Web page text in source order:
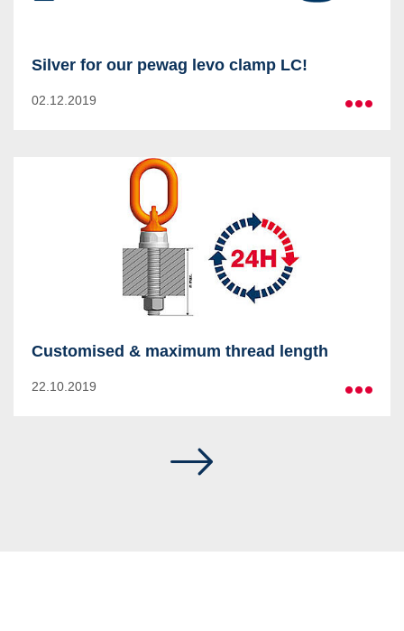
Silver for our pewag levo clamp LC!
02.12.2019
Customised & maximum thread length
22.10.2019